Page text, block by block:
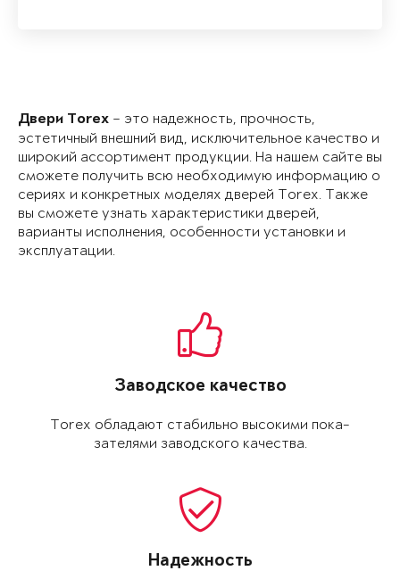
Двери Torex – это надежность, прочность,
эстетичный внешний вид, исключительное качество и
широкий ассортимент продукции. На нашем сайте вы
сможете получить всю необходимую информацию о
сериях и конкретных моделях дверей Torex. Также
вы сможете узнать характери­стики дверей,
варианты исполнения, особенности установки и
эксплуатации.
Заводское качество
Torex обладают ста­бильно высокими пока­
зателями заводского качества.
Надежность